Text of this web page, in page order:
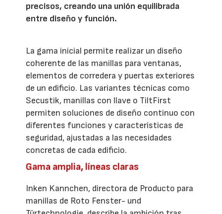
precisos, creando una unión equilibrada
entre diseño y función.
La gama inicial permite realizar un diseño
coherente de las manillas para ventanas,
elementos de corredera y puertas exteriores
de un edificio. Las variantes técnicas como
Secustik, manillas con llave o TiltFirst
permiten soluciones de diseño continuo con
diferentes funciones y características de
seguridad, ajustadas a las necesidades
concretas de cada edificio.
Gama amplia, líneas claras
Inken Kannchen, directora de Producto para
manillas de Roto Fenster- und